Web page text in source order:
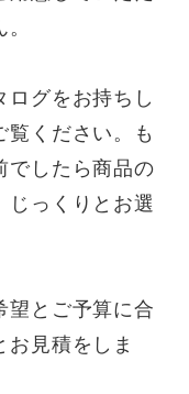
ログをお持ちし
覧ください。も
でしたら商品の
じっくりとお選
望とご予算に合
お見積をしま